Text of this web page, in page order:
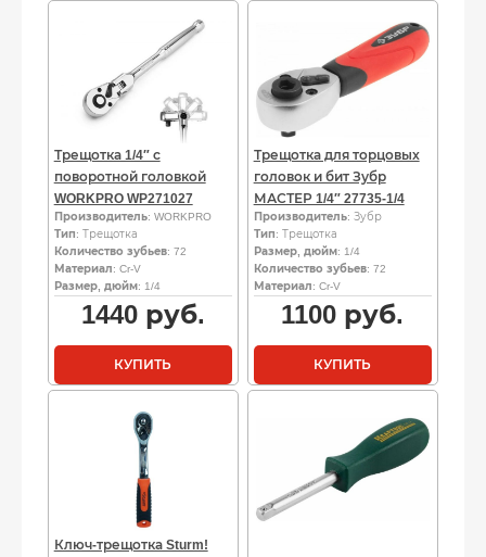
Трещотка 1/4″ с
поворотной головкой
WORKPRO WP271027
Производитель: WORKPRO
Тип: Трещотка
Количество зубьев: 72
Материал: Cr-V
Размер, дюйм: 1/4
1440руб.
КУПИТЬ
Трещотка для торцовых
головок и бит Зубр
МАСТЕР 1/4″ 27735-1/4
Производитель: Зубр
Тип: Трещотка
Размер, дюйм: 1/4
Количество зубьев: 72
Материал: Cr-V
1100 руб.
КУПИТЬ
Ключ-трещотка Sturm!